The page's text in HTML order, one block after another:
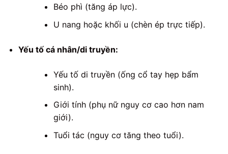
Béo phì (tăng áp lực).
U nang hoặc khối u (chèn ép trực tiếp).
Yếu tố cá nhân/di truyền:
Yếu tố di truyền (ống cổ tay hẹp bẩm
sinh).
Giới tính (phụ nữ nguy cơ cao hơn nam
giới).
Tuổi tác (nguy cơ tăng theo tuổi).